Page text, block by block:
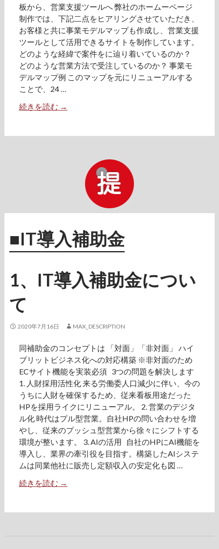
板から、営業支援ツールへ 弊社のホームーページ
制作では、下記二点をヒアリングさせていただき、
お客様と共に事業モデルマップも作成し、営業支援
ツールとして活用できるサイトを制作しています。
どのような経緯で案件をに辿り着いているのか？
どのような営業方法で受注しているのか？ 事業モ
デルマップ例 このマップを元にリニューアルする
ことで、24 …
続きを読む 高
ー
ペ
ー
リ
ニ
ル
ご
提
案
→
■IT導入補助金
1、IT導入補助金につい
て
2020年7月16日 MAX_DESCRIPTION
同補助金のコンセプトは 「対面」「非対面」 ハイ
ブリットビジネス化への対応構築 ※非対面のため
ECサイト機能を実装必須 3つの問題を解決します
1. 人財採用活性化 来る労働委人口減少に伴い、今の
うちに人財を確保するため、従来看板用途だった
HPを採用ライクにリニューアル。 2. 営業のデジタ
ル化 時代はプル型営業。自社HPの問い合わせを増
やし、従来のプッシュ型営業から徐々にシフトする
環境が整います。 3. AIの活用 自社のHPにAI機能を
導入し、業界の牽引役を目指す。構築したAIシステ
ムは同業他社に販売し定額収入の安定化も図 …
続きを読む 1
→